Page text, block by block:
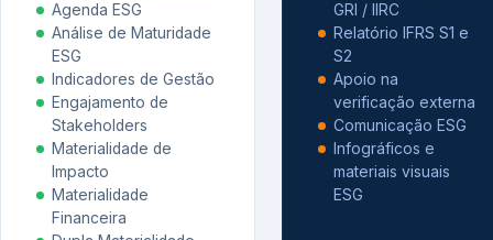
Agenda ESG
Análise de Maturidade
ESG
Indicadores de Gestão
Engajamento de
Stakeholders
Materialidade de
Impacto
Materialidade
Financeira
GRI / IIRC
Relatório IFRS S1 e
S2
Apoio na
verificação externa
Comunicação ESG
Infográficos e
materiais visuais
ESG